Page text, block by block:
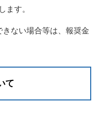
ます。
ない場合等は、報奨金
て